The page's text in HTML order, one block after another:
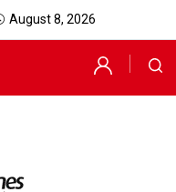
August 8, 2026